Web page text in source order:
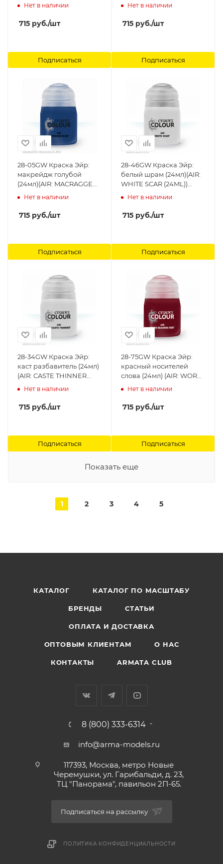
Нет в наличии
715 руб./шт
Подписаться
Нет в наличии
715 руб./шт
Подписаться
28-05GW Краска Эйр:
макрейдж голубой
(24мл)(AIR: MACRAGGE
BLUE (24ML)) Citadel
Нет в наличии
715 руб./шт
Подписаться
28-46GW Краска Эйр:
белый шрам (24мл)(AIR:
WHITE SCAR (24ML))
Citadel
Нет в наличии
715 руб./шт
Подписаться
28-34GW Краска Эйр:
каст разбавитель (24мл)
(AIR: CASTE THINNER
(24ML)) Citadel
Нет в наличии
715 руб./шт
Подписаться
28-75GW Краска Эйр:
красный носителей
слова (24мл) (AIR: WORD
BEARERS RED (24ML))
Нет в наличии
715 руб./шт
Подписаться
Показать еще
1 2 3 4 5
КАТАЛОГ КАТАЛОГ ПО МАСШТАБУ
БРЕНДЫ СТАТЬИ
ОПЛАТА И ДОСТАВКА
ОПТОВЫМ КЛИЕНТАМ О НАС
КОНТАКТЫ ARMATA CLUB
8 (800) 333-6314
info@arma-models.ru
117393, Москва, метро Новые
Черемушки, ул. Гарибальди, д. 23,
ТЦ "Панорама", павильон 2П-65.
Подписаться на рассылку
ПОЛИТИКА КОНФИДЕНЦИАЛЬНОСТИ